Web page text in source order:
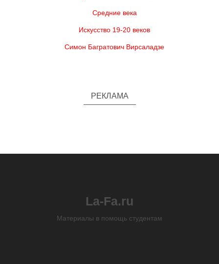
Средние века
Искусство 19-20 веков
Симон Багратович Вирсаладзе
РЕКЛАМА
La-Fa.ru
Материалы в помощь студентам